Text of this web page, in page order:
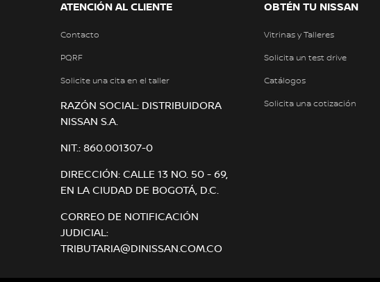
ATENCIÓN AL CLIENTE
Contacto
PQRF
Solicite una cita en el taller
RAZÓN SOCIAL: DISTRIBUIDORA
NISSAN S.A.
NIT.: 860.001307-0
DIRECCIÓN: CALLE 13 NO. 50 - 69,
EN LA CIUDAD DE BOGOTÁ, D.C.
CORREO DE NOTIFICACIÓN
JUDICIAL:
TRIBUTARIA@DINISSAN.COM.CO
OBTÉN TU NISSAN
Vitrinas y Talleres
Solicita un test drive
Catálogos
Solicita una cotización